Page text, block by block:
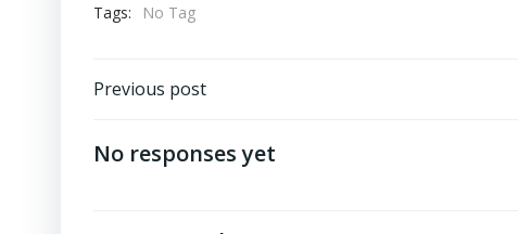
Tags:
No Tag
Post
navigation
Previous post
No responses yet